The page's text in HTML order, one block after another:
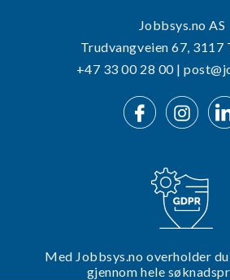
Jobbsys.no AS
Trudvangveien 67, 3117
+47 33 00 28 00 |
Med Jobbsys.no overholder
gjennom hele